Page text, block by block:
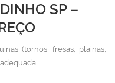
SP –
(tornos, fresas, plainas,